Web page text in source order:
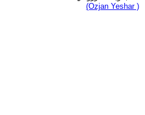
(Ozjan Yeshar )